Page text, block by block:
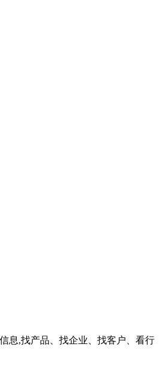
息,找产品、找企业、找客户、看行